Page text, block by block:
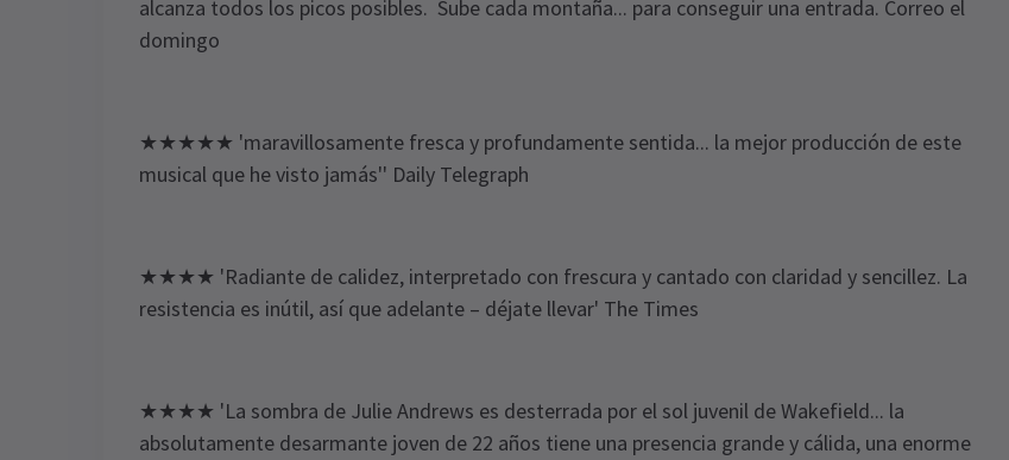
alcanza todos los picos posibles. Sube cada montaña... para conseguir una entrada. Correo el
domingo
★★★★★ 'maravillosamente fresca y profundamente sentida... la mejor producción de este
musical que he visto jamás'' Daily Telegraph
★★★★ 'Radiante de calidez, interpretado con frescura y cantado con claridad y sencillez. La
resistencia es inútil, así que adelante – déjate llevar' The Times
★★★★ 'La sombra de Julie Andrews es desterrada por el sol juvenil de Wakefield... la
absolutamente desarmante joven de 22 años tiene una presencia grande y cálida, una enorme